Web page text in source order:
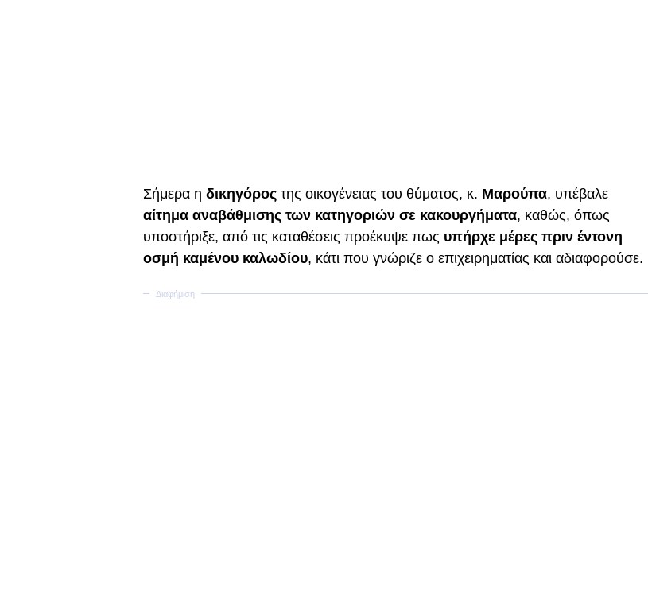
Σήμερα η δικηγόρος της οικογένειας του θύματος, κ. Μαρούπα, υπέβαλε
αίτημα αναβάθμισης των κατηγοριών σε κακουργήματα, καθώς, όπως
υποστήριξε, από τις καταθέσεις προέκυψε πως υπήρχε μέρες πριν έντονη
οσμή καμένου καλωδίου, κάτι που γνώριζε ο επιχειρηματίας και αδιαφορούσε.